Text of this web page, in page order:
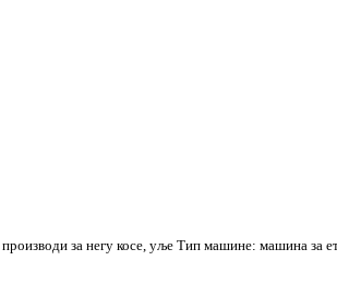
за негу косе, уље Тип машине: машина за